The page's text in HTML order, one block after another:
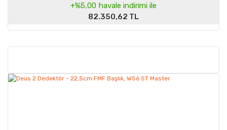
+%5,00 havale indirimi ile
82.350,62 TL